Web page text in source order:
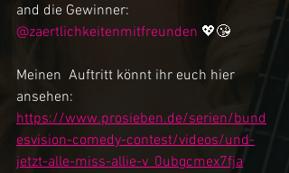
and die Gewinner:
@zaertlichkeitenmitfreunden 💖😘
Meinen  Auftritt könnt ihr euch hier
ansehen:
https://www.prosieben.de/serien/bund
esvision-comedy-contest/videos/und-
jetzt-alle-miss-allie-v_0ubgcmex7fja